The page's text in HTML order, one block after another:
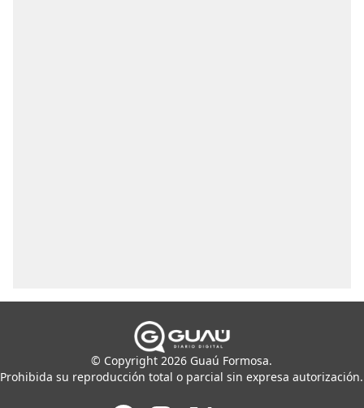
© Copyright 2026 Guaú Formosa.
Prohibida su reproducción total o parcial sin expresa autorización.